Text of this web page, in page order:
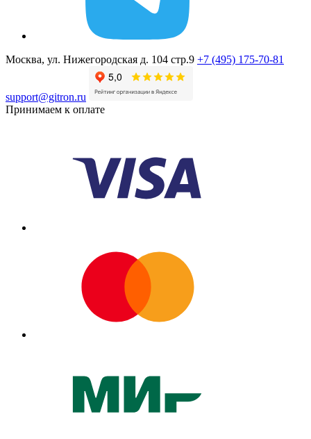
Москва, ул. Нижегородская д. 104 стр.9 +7 (495) 175-70-81
support@gitron.ru
Принимаем к оплате